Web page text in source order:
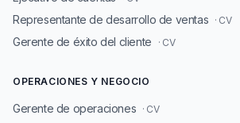
Representante de desarrollo de ventas · CV
Gerente de éxito del cliente · CV
OPERACIONES Y NEGOCIO
Gerente de operaciones · CV